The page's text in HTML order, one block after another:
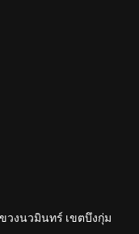
วงนวมินทร์ เขตบึงกุ่ม